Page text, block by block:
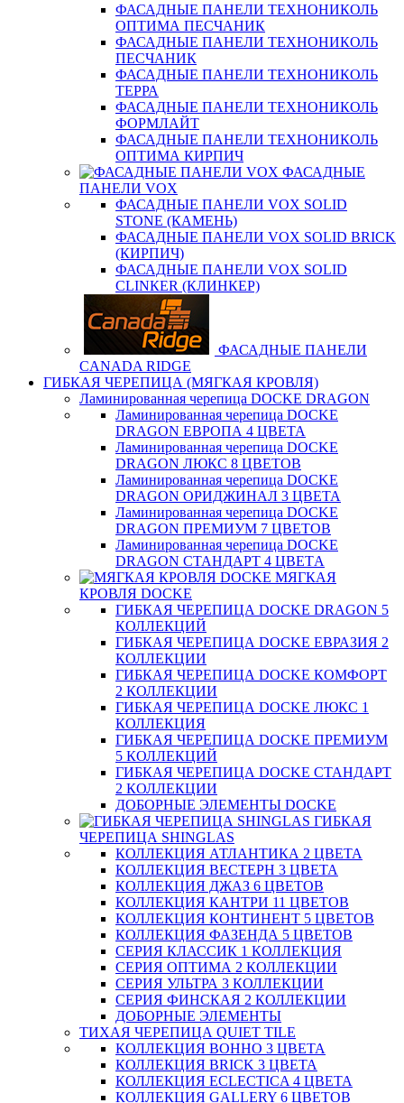
ФАСАДНЫЕ ПАНЕЛИ ТЕХНОНИКОЛЬ
ОПТИМА ПЕСЧАНИК
ФАСАДНЫЕ ПАНЕЛИ ТЕХНОНИКОЛЬ
ПЕСЧАНИК
ФАСАДНЫЕ ПАНЕЛИ ТЕХНОНИКОЛЬ
ТЕРРА
ФАСАДНЫЕ ПАНЕЛИ ТЕХНОНИКОЛЬ
ФОРМЛАЙТ
ФАСАДНЫЕ ПАНЕЛИ ТЕХНОНИКОЛЬ
ОПТИМА КИРПИЧ
ФАСАДНЫЕ
ПАНЕЛИ VOX
ФАСАДНЫЕ ПАНЕЛИ VOX SOLID
STONE (КАМЕНЬ)
ФАСАДНЫЕ ПАНЕЛИ VOX SOLID BRICK
(КИРПИЧ)
ФАСАДНЫЕ ПАНЕЛИ VOX SOLID
CLINКER (КЛИНКЕР)
ФАСАДНЫЕ ПАНЕЛИ
CANADA RIDGE
ГИБКАЯ ЧЕРЕПИЦА (МЯГКАЯ КРОВЛЯ)
Ламинированная черепица DOCKE DRAGON
Ламинированная черепица DOCKE
DRAGON ЕВРОПА 4 ЦВЕТА
Ламинированная черепица DOCKE
DRAGON ЛЮКС 8 ЦВЕТОВ
Ламинированная черепица DOCKE
DRAGON ОРИДЖИНАЛ 3 ЦВЕТА
Ламинированная черепица DOCKE
DRAGON ПРЕМИУМ 7 ЦВЕТОВ
Ламинированная черепица DOCKE
DRAGON СТАНДАРТ 4 ЦВЕТA
МЯГКАЯ
КРОВЛЯ DOCKE
ГИБКАЯ ЧЕРЕПИЦА DOCKE DRAGON 5
КОЛЛЕКЦИЙ
ГИБКАЯ ЧЕРЕПИЦА DOCKE ЕВРАЗИЯ 2
КОЛЛЕКЦИИ
ГИБКАЯ ЧЕРЕПИЦА DOCKE КОМФОРТ
2 КОЛЛЕКЦИИ
ГИБКАЯ ЧЕРЕПИЦА DOCKE ЛЮКС 1
КОЛЛЕКЦИЯ
ГИБКАЯ ЧЕРЕПИЦА DOCKE ПРЕМИУМ
5 КОЛЛЕКЦИЙ
ГИБКАЯ ЧЕРЕПИЦА DOCKE СТАНДАРТ
2 КОЛЛЕКЦИИ
ДОБОРНЫЕ ЭЛЕМЕНТЫ DOCKE
ГИБКАЯ
ЧЕРЕПИЦА SHINGLAS
КОЛЛЕКЦИЯ АТЛАНТИКА 2 ЦВЕТА
КОЛЛЕКЦИЯ ВЕСТЕРН 3 ЦВЕТА
КОЛЛЕКЦИЯ ДЖАЗ 6 ЦВЕТОВ
КОЛЛЕКЦИЯ КАНТРИ 11 ЦВЕТОВ
КОЛЛЕКЦИЯ КОНТИНЕНТ 5 ЦВЕТОВ
КОЛЛЕКЦИЯ ФАЗЕНДА 5 ЦВЕТОВ
СЕРИЯ КЛАССИК 1 КОЛЛЕКЦИЯ
СЕРИЯ ОПТИМА 2 КОЛЛЕКЦИИ
СЕРИЯ УЛЬТРА 3 КОЛЛЕКЦИИ
СЕРИЯ ФИНСКАЯ 2 КОЛЛЕКЦИИ
ДОБОРНЫЕ ЭЛЕМЕНТЫ
ТИХАЯ ЧЕРЕПИЦА QUIET TILE
КОЛЛЕКЦИЯ BOHHO 3 ЦВЕТА
КОЛЛЕКЦИЯ BRICK 3 ЦВЕТА
КОЛЛЕКЦИЯ ECLECTICA 4 ЦВЕТА
КОЛЛЕКЦИЯ GALLERY 6 ЦВЕТОВ